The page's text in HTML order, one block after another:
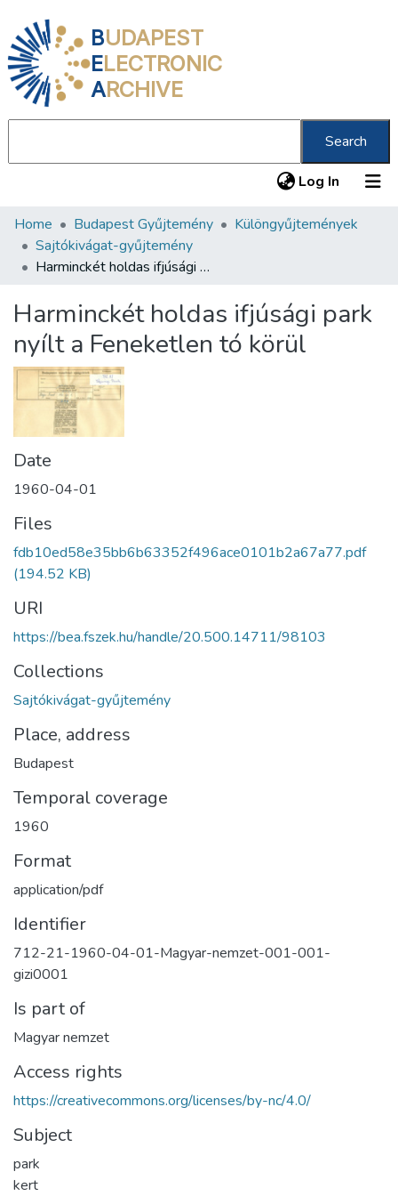
BUDAPEST
ELECTRONIC
ARCHIVE
Search
Log In (current)
Communities & Collections
All of DSpace
About us
Home Budapest Gyűjtemény
Különgyűjtemények
Sajtókivágat-gyűjtemény
Harminckét holdas ifjúsági park nyílt a Feneketlen tó körül
Harminckét holdas ifjúsági park
nyílt a Feneketlen tó körül
Date
1960-04-01
Files
fdb10ed58e35bb6b63352f496ace0101b2a67a77.pdf
(194.52 KB)
URI
https://bea.fszek.hu/handle/20.500.14711/98103
Collections
Sajtókivágat-gyűjtemény
Place, address
Budapest
Temporal coverage
1960
Format
application/pdf
Identifier
712-21-1960-04-01-Magyar-nemzet-001-001-
gizi0001
Is part of
Magyar nemzet
Access rights
https://creativecommons.org/licenses/by-nc/4.0/
Subject
park
kert